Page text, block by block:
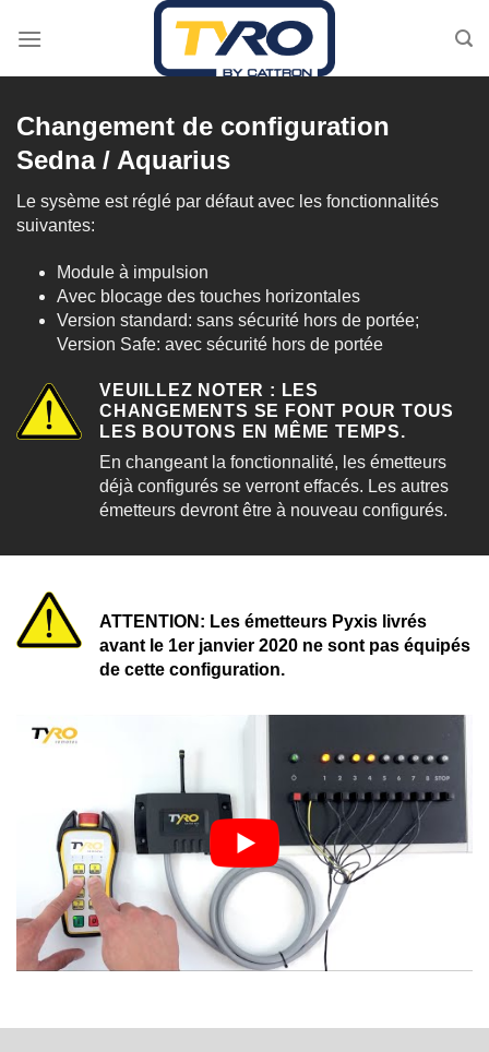
Changement de configuration
Sedna / Aquarius
Le sysème est réglé par défaut avec les fonctionnalités
suivantes:
Module à impulsion
Avec blocage des touches horizontales
Version standard: sans sécurité hors de portée;
Version Safe: avec sécurité hors de portée
VEUILLEZ NOTER : LES
CHANGEMENTS SE FONT POUR TOUS
LES BOUTONS EN MÊME TEMPS.
En changeant la fonctionnalité, les émetteurs
déjà configurés se verront effacés. Les autres
émetteurs devront être à nouveau configurés.
ATTENTION: Les émetteurs Pyxis livrés
avant le 1er janvier 2020 ne sont pas équipés
de cette configuration.